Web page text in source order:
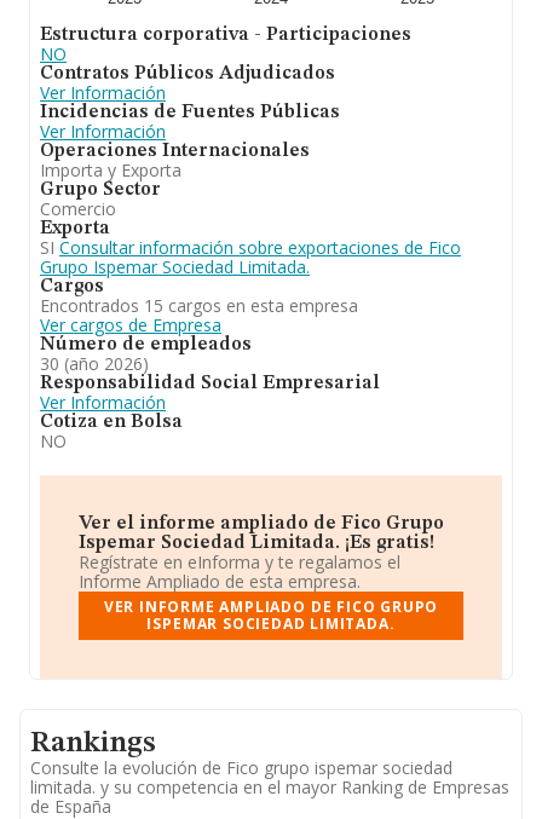
En conclusión,Fico Grupo Ispemar Sociedad
Limitada
para la agricultura. En el ranking de sectores, la
compañía ha escalado posiciones respecto al 2024. Se
ha posicionado mejor en el ranking nacional (de todas
las empresas presentes en el territorio) frente al 2024.
Estructura corporativa - Participaciones
NO
Contratos Públicos Adjudicados
Ver Información
Incidencias de Fuentes Públicas
Ver Información
Operaciones Internacionales
Importa y Exporta
Grupo Sector
Comercio
Exporta
SI Consultar información sobre exportaciones de Fico
Grupo Ispemar Sociedad Limitada.
Cargos
Encontrados 15 cargos en esta empresa
Ver cargos de Empresa
Número de empleados
30 (año 2026)
Responsabilidad Social Empresarial
Ver Información
Cotiza en Bolsa
NO
Ver el informe ampliado de Fico Grupo
Ispemar Sociedad Limitada. ¡Es gratis!
Regístrate en eInforma y te regalamos el
Informe Ampliado de esta empresa.
VER INFORME AMPLIADO DE FICO GRUPO
ISPEMAR SOCIEDAD LIMITADA.
Rankings
Consulte la evolución de Fico grupo ispemar sociedad
limitada. y su competencia en el mayor Ranking de Empresas
de España